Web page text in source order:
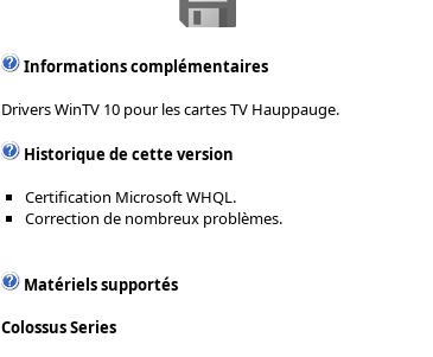
Informations complémentaires
Drivers WinTV 10 pour les cartes TV Hauppauge.
Historique de cette version
Certification Microsoft WHQL.
Correction de nombreux problèmes.
Matériels supportés
Colossus Series